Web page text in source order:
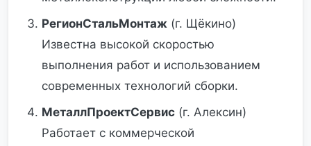
РегионСтальМонтаж (г. Щёкино)
Известна высокой скоростью
выполнения работ и использованием
современных технологий сборки.
МеталлПроектСервис (г. Алексин)
Работает с коммерческой